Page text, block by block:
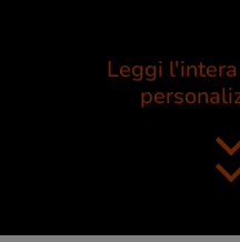
Leggi